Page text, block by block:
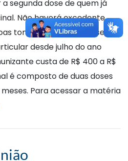
segunda dose de quem já
Não haverá excedente
tomem a primeira dose.
desde julho do ano
custa de R$ 400 a R$
é composto de duas doses
Para acessar a matéria